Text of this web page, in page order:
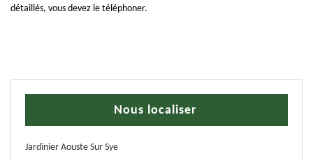
détaillés, vous devez le téléphoner.
Nous localiser
Jardinier Aouste Sur Sye